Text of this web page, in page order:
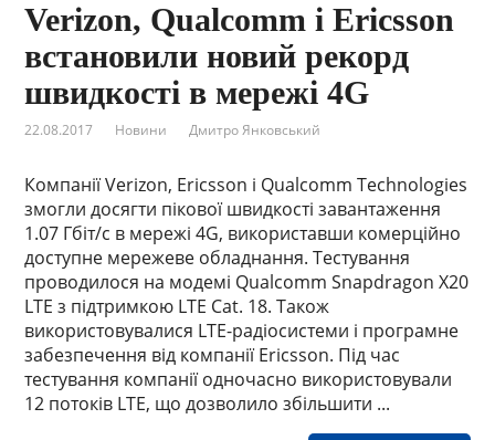
Verizon, Qualcomm і Ericsson
встановили новий рекорд
швидкості в мережі 4G
22.08.2017 Новини Дмитро Янковський
Компанії Verizon, Ericsson і Qualcomm Technologies
змогли досягти пікової швидкості завантаження
1.07 Гбіт/с в мережі 4G, використавши комерційно
доступне мережеве обладнання. Тестування
проводилося на модемі Qualcomm Snapdragon X20
LTE з підтримкою LTE Cat. 18. Також
використовувалися LTE-радіосистеми і програмне
забезпечення від компанії Ericsson. Під час
тестування компанії одночасно використовували
12 потоків LTE, що дозволило збільшити ...